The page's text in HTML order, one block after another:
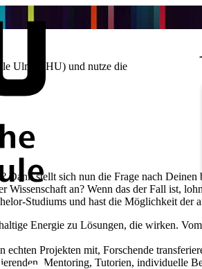
Ulm (THU) und nutze die
Dann stellt sich nun die Frage nach
an? Wenn das der Fall ist,
Studiums und hast die Möglichkeit der
Energie zu Lösungen, die wirken.
Projekten mit, Forschende
Mentoring, Tutorien, individuelle